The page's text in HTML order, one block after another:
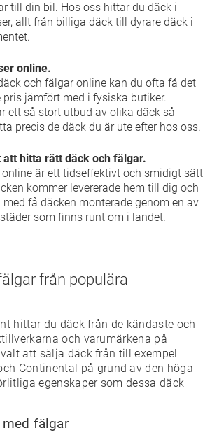
till din bil. Hos oss hittar du däck i
allt från billiga däck till dyrare däck i
online.
och fälgar online kan du ofta få det
jämfört med i fysiska butiker.
ett så stort utbud av olika däck så
precis de däck du är ute efter hos oss.
att hitta rätt däck och fälgar.
är ett tidseffektivt och smidigt sätt
kommer levererade hem till dig och
få däcken monterade genom en av
som finns runt om i landet.
från populära
hittar du däck från de kändaste och
och varumärkena på
att sälja däck från till exempel
Continental på grund av den höga
egenskaper som dessa däck
fälgar